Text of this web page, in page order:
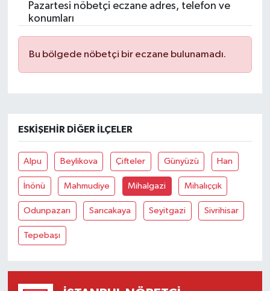
Pazartesi nöbetçi eczane adres, telefon ve
konumları
Bu bölgede nöbetçi bir eczane bulunamadı.
ESKIŞEHIR DIĞER İLÇELER
Alpu Beylikova Çifteler Günyüzü Han
İnönü Mahmudiye Mihalgazi Mihalıççık
Odunpazarı Sarıcakaya Seyitgazi Sivrihisar
Tepebaşı